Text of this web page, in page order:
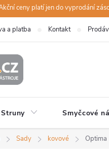
ceny platí jen do vyprodání
a platba Kontakt
Struny Smyčcové
Sady kovové Optima